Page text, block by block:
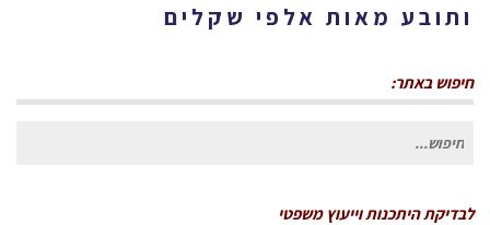
ותובע מאות אלפי שקלים
חיפוש באתר:
חיפוש
לבדיקת היתכנות וייעוץ משפטי